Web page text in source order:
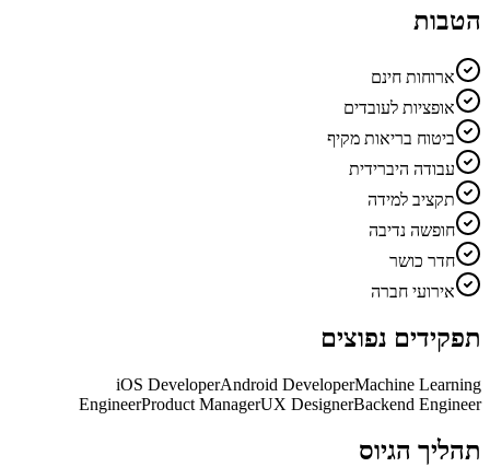
הטבות
ארוחות חינם
אופציות לעובדים
ביטוח בריאות מקיף
עבודה היברידית
תקציב למידה
חופשה נדיבה
חדר כושר
אירועי חברה
תפקידים נפוצים
iOS DeveloperAndroid DeveloperMachine Learning
EngineerProduct ManagerUX DesignerBackend Engineer
תהליך הגיוס